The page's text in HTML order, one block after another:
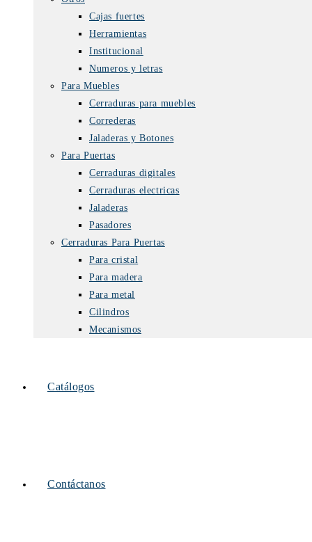
Cajas fuertes
Herramientas
Institucional
Numeros y letras
Para Muebles
Cerraduras para muebles
Correderas
Jaladeras y Botones
Para Puertas
Cerraduras digitales
Cerraduras electricas
Jaladeras
Pasadores
Cerraduras Para Puertas
Para cristal
Para madera
Para metal
Cilindros
Mecanismos
Catálogos
Contáctanos